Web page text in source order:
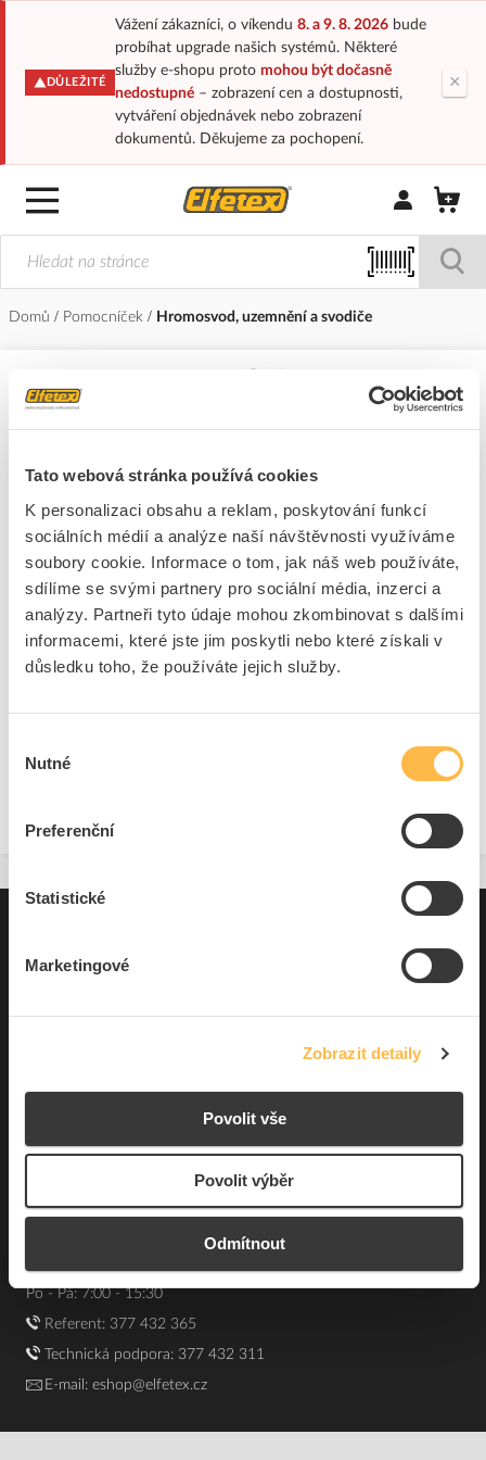
Tato webová stránka používá cookies
K personalizaci obsahu a reklam, poskytování funkcí
sociálních médií a analýze naší návštěvnosti využíváme
soubory cookie. Informace o tom, jak náš web používáte,
sdílíme se svými partnery pro sociální média, inzerci a
analýzy. Partneři tyto údaje mohou zkombinovat s dalšími
informacemi, které jste jim poskytli nebo které získali v
důsledku toho, že používáte jejich služby.
souhlasu
Nutné
Preferenční
Statistické
Marketingové
Zobrazit detaily
Povolit vše
Povolit výběr
Odmítnout
DŮLEŽITÉ
Vážení zákazníci, o víkendu 8. a 9. 8. 2026bude
probíhat upgrade našich systémů. Některé
služby e-shopu proto mohou být dočasně
nedostupné– zobrazení cen a dostupnosti,
vytváření objednávek nebo zobrazení
dokumentů. Děkujeme za pochopení.
×
Přihlásit/
Domů Pomocníček Hromosvod, uzemnění a svodiče
Součásti pro hromosvod a uzemnění
Souhrn podmínek
O nás
Elfetex, spol. s r.o.
Česká republika
DIČ: CZ40524485
Kontakt e-shop:
Po - Pá: 7:00 - 15:30
Referent: 377 432 365
Technická podpora: 377 432 311
E-mail: eshop@elfetex.cz